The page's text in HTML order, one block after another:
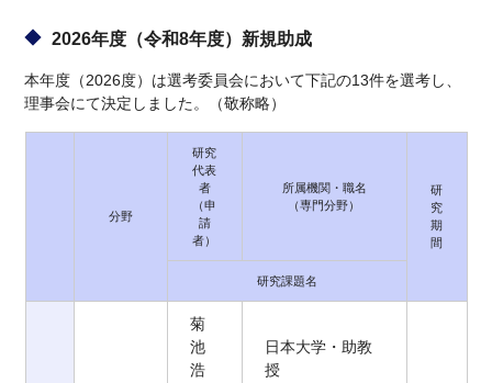
2026年度（令和8年度）新規助成
本年度（2026度）は選考委員会において下記の13件を選考し、
理事会にて決定しました。（敬称略）
分野
研究
代表
者
（申
請
者）
所属機関・職名
（専門分野）
研
究
期
間
研究課題名
菊
池
浩
日本大学・助教
授